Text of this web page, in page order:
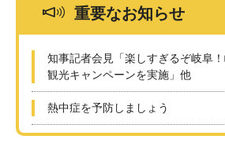
重要なお知らせ
知事記者会見「楽しすぎるぞ岐阜
観光キャンペーンを実施」他
熱中症を予防しましょう